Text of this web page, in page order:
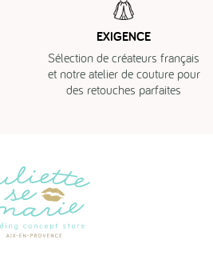
EXIGENCE
Sélection de créateurs français
et notre atelier de couture pour
des retouches parfaites